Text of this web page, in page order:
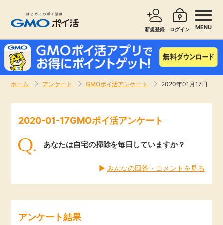
新規登録 ログイン MENU
ホーム アンケート GMOポイ活アンケート 2020年01月17日
新着
高還元
無料
即日還元
サービスで探す ショッピングで探す
旅行・レンタカー
クレジットカード
暮らし
2020-01-17GMOポイ活アンケート
あなたは自宅の掃除を毎日していますか？
▶︎ みんなの回答・コメントを見る
アンケート結果